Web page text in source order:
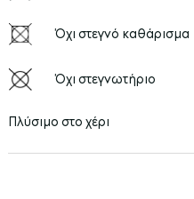
Όχι στεγνό καθάρισμα
Όχι στεγνωτήριο
Πλύσιμο στο χέρι